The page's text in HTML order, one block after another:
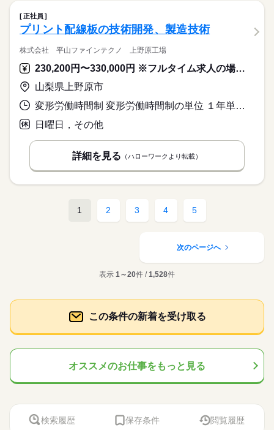
正社員
プリント配線板の技術開発、製造技術
株式会社 平山ファインテクノ 上野原工場
230,200円〜330,000円 ※フルタイム求人の場合は月額（換算額）、パート求人の場合は時間額を表示しています。
山梨県上野原市
変形労働時間制 変形労働時間制の単位 １年単位 就業時間１ 8時25分〜17時10分
日曜日，その他
詳細を見る （ハローワークより転載）
1 2 3 4 5
次のページへ
表示 1～20件 /1,528件
この条件の新着を受け取る
オススメのお仕事をもっと見る
検索履歴 保存条件 閲覧履歴